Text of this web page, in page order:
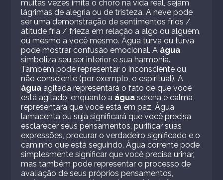
muitas vezes imita o choro na vida real, sejam
lágrimas de alegria ou de tristeza. A neve pode
ser uma demonstração de sentimentos frios /
atitude fria / frieza em relação a algo ou alguém,
ou mesmo a você mesmo. Água turva ou turva
pode mostrar confusão emocional. A água
simboliza seu ser interior e sua harmonia.
Também pode representar o inconsciente ou
não consciente (por exemplo, o espiritual). A
água agitada representará o fato de que você
está agitado, enquanto a água serena e calma
representará que você está em paz. Água
lamacenta ou suja significará que você precisa
esclarecer seus pensamentos, purificar suas
expressões, procurar o verdadeiro significado e o
caminho que está seguindo. Água corrente pode
simplesmente significar que você precisa urinar,
mas também pode representar o processo de
avaliação de seus próprios pensamentos,